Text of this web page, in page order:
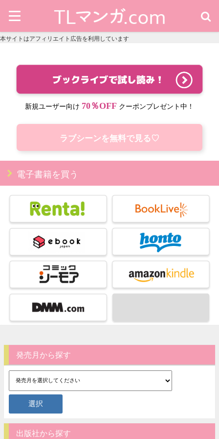
本サイトはアフィリエイト広告を利用しています
新規ユーザー向け 70％OFF クーポンプレゼント中！
ラブシーンを無料で見る♡
電子書籍を買う
発売月から探す
出版社から探す